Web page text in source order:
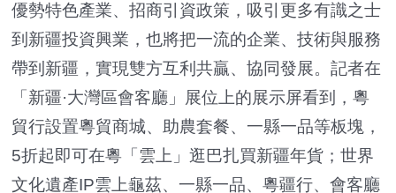
優勢特色產業、招商引資政策，吸引更多有識之士
到新疆投資興業，也將把一流的企業、技術與服務
帶到新疆，實現雙方互利共贏、協同發展。記者在
「新疆·大灣區會客廳」展位上的展示屏看到，粵
貿行設置粵貿商城、助農套餐、一縣一品等板塊，
5折起即可在粵「雲上」逛巴扎買新疆年貨；世界
文化遺產IP雲上龜茲、一縣一品、粵疆行、會客廳